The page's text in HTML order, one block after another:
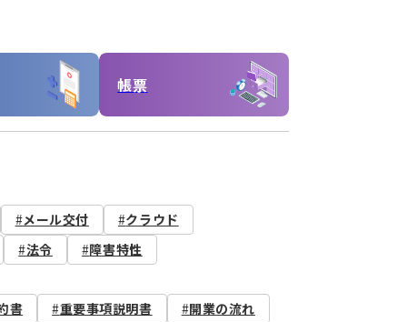
帳票
メール交付
クラウド
法令
障害特性
書 重要事項説明書 開業の流れ